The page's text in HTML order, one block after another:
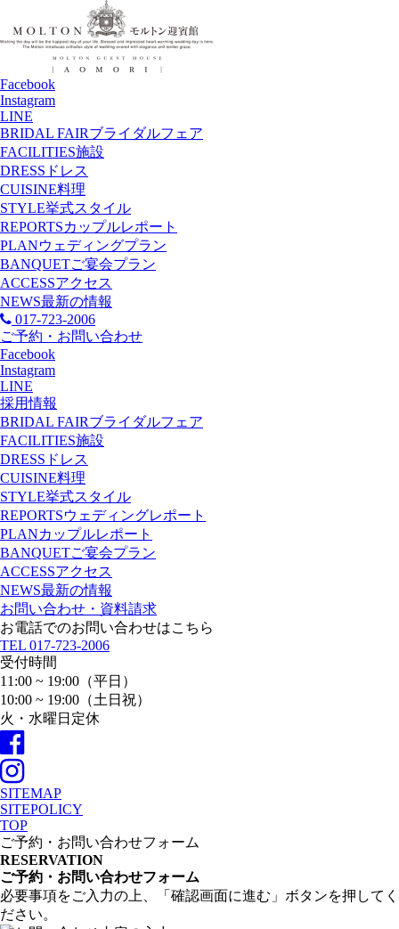
Facebook
Instagram
LINE
BRIDAL FAIRブライダルフェア
FACILITIES施設
DRESS ドレス
CUISINE料理
STYLE挙式スタイル
REPORTSカップルレポート
PLANウェディングプラン
BANQUETご宴会プラン
ACCESSアクセス
NEWS最新の情報
017-723-2006
ご予約・お問い合わせ
Facebook
Instagram
LINE
採用情報
BRIDAL FAIRブライダルフェア
FACILITIES施設
DRESS ドレス
CUISINE料理
STYLE挙式スタイル
REPORTSウェディングレポート
PLANカップルレポート
BANQUETご宴会プラン
ACCESSアクセス
NEWS最新の情報
お問い合わせ・資料請求
お電話でのお問い合わせはこちら
TEL 017-723-2006
受付時間
11:00 ~ 19:00（平日）
10:00 ~ 19:00（土日祝）
火・水曜日定休
SITEMAP
SITEPOLICY
TOP
ご予約・お問い合わせフォーム
RESERVATION
ご予約・お問い合わせフォーム
必要事項をご入力の上、「確認画面に進む」ボタンを押してく
ださい。